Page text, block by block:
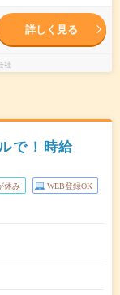
詳しく見る
社
で！時給
休み WEB登録OK